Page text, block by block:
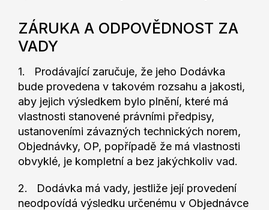
ZÁRUKA A ODPOVĚDNOST ZA
VADY
1. Prodávající zaručuje, že jeho Dodávka
bude provedena v takovém rozsahu a jakosti,
aby jejich výsledkem bylo plnění, které má
vlastnosti stanovené právními předpisy,
ustanoveními závazných technických norem,
Objednávky, OP, popřípadě že má vlastnosti
obvyklé, je kompletní a bez jakýchkoliv vad.
2. Dodávka má vady, jestliže její provedení
neodpovídá výsledku určenému v Objednávce